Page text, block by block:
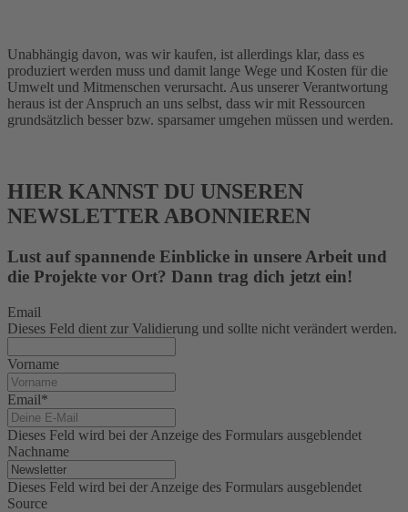
Unabhängig davon, was wir kaufen, ist allerdings klar, dass es
produziert werden muss und damit lange Wege und Kosten für die
Umwelt und Mitmenschen verursacht. Aus unserer Verantwortung
heraus ist der Anspruch an uns selbst, dass wir mit Ressourcen
grundsätzlich besser bzw. sparsamer umgehen müssen und werden.
HIER KANNST DU UNSEREN
NEWSLETTER ABONNIEREN
Lust auf spannende Einblicke in unsere Arbeit und
die Projekte vor Ort? Dann trag dich jetzt ein!
Email
Dieses Feld dient zur Validierung und sollte nicht verändert werden.
Vorname
Email*
Dieses Feld wird bei der Anzeige des Formulars ausgeblendet
Nachname
Dieses Feld wird bei der Anzeige des Formulars ausgeblendet
Source